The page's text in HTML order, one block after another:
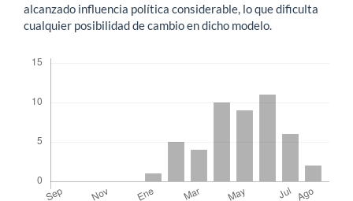
alcanzado influencia política considerable, lo que dificulta
cualquier posibilidad de cambio en dicho modelo.